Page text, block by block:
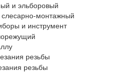
и эльборовый
слесарно-монтажный
и инструмент
резьбы
резьбы